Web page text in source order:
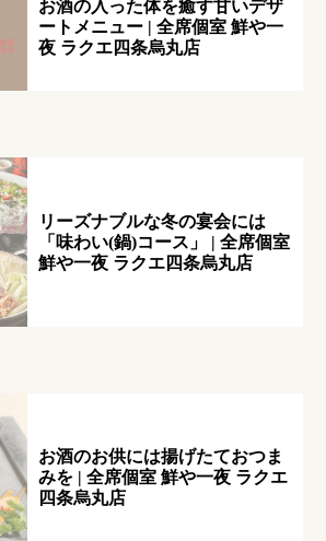
お酒の入った体を癒す甘いデザ
ートメニュー | 全席個室 鮮や一
夜 ラクエ四条烏丸店
リーズナブルな冬の宴会には
「味わい(鍋)コース」 | 全席個室
鮮や一夜 ラクエ四条烏丸店
お酒のお供には揚げたておつま
みを | 全席個室 鮮や一夜 ラクエ
四条烏丸店